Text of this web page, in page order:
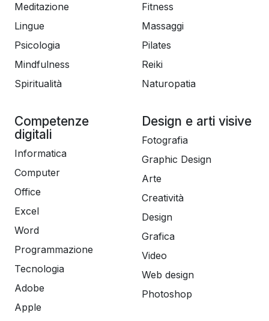
Meditazione
Lingue
Psicologia
Mindfulness
Spiritualità
Fitness
Massaggi
Pilates
Reiki
Naturopatia
Competenze
digitali
Informatica
Computer
Office
Excel
Word
Programmazione
Tecnologia
Adobe
Apple
Design e arti visive
Fotografia
Graphic Design
Arte
Creatività
Design
Grafica
Video
Web design
Photoshop